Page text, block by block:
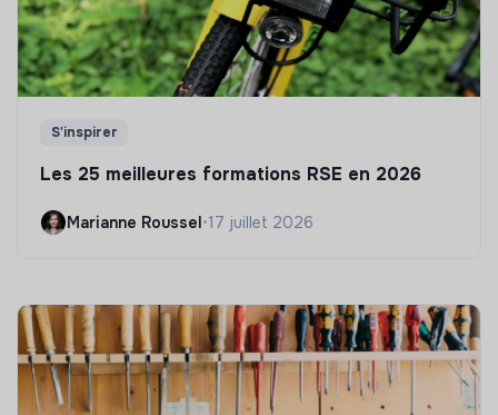
S'inspirer
Les 25 meilleures formations RSE en 2026
Marianne Roussel•17 juillet 2026